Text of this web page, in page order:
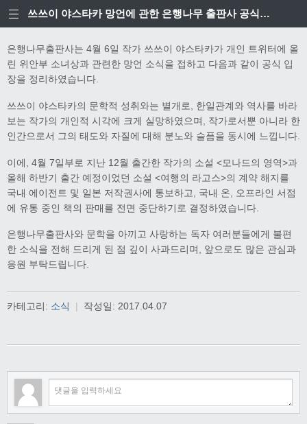
쓰쓰이 야스타카 망언에 관한 은행나무 출판사 공식입장
은행나무출판사는 4월 6일 작가 쓰쓰이 야스타카가 개인 트위터에 올
린 위안부 소녀상과 관련한 망언 소식을 접하고 다음과 같이 공식 입
장을 정리하였습니다.
쓰쓰이 야스타카의 문학적 성취와는 별개로, 한일관계와 역사를 바라
보는 작가의 개인적 시각에 크게 실망하였으며, 작가로서뿐 아니라 한
인간으로서 그의 태도와 자질에 대해 분노와 슬픔을 동시에 느낍니다.
이에, 4월 7일부로 지난 12월 출간한 작가의 소설 <모나드의 영역>과
올해 하반기 출간 예정이었던 소설 <여행의 라고스>의 계약 해지를
국내 에이전트 및 일본 저작권사에 통보하고, 국내 온, 오프라인 서점
에 유통 중인 책의 판매를 전면 중단하기로 결정하였습니다.
은행나무출판사와 문학을 아끼고 사랑하는 독자 여러분들에게 불편
한 소식을 전해 드리게 된 점 깊이 사과드리며, 앞으로도 많은 관심과
응원 부탁드립니다.
카테고리: 소식 | 작성일: 2017.04.07